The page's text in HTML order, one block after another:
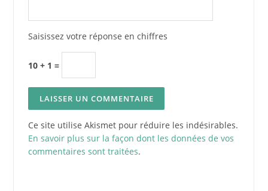
Saisissez votre réponse en chiffres
10 + 1 =
Ce site utilise Akismet pour réduire les indésirables.
En savoir plus sur la façon dont les données de vos
commentaires sont traitées.